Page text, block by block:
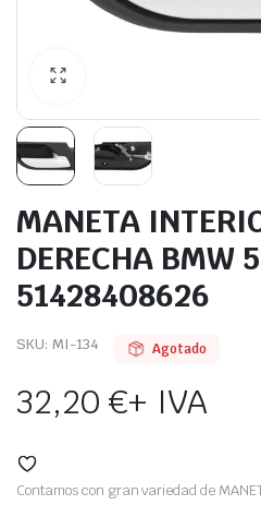
MANETA
DERECHA BMW
51428408626
SKU: MI-134 Agotado
32,20€+ IVA
Contamos con gran variedad de